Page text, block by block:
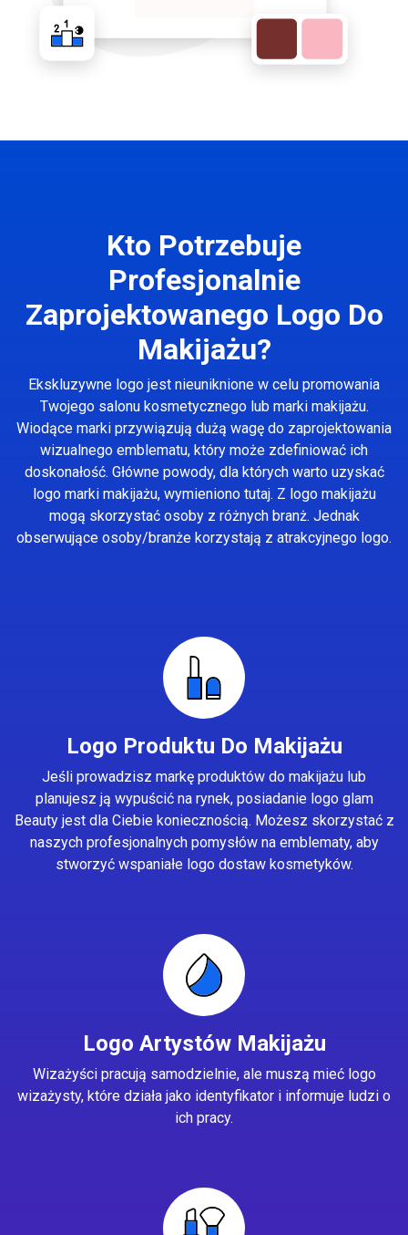
Kto Potrzebuje
Profesjonalnie
Zaprojektowanego Logo Do
Makijażu?
Ekskluzywne logo jest nieuniknione w celu promowania
Twojego salonu kosmetycznego lub marki makijażu.
Wiodące marki przywiązują dużą wagę do zaprojektowania
wizualnego emblematu, który może zdefiniować ich
doskonałość. Główne powody, dla których warto uzyskać
logo marki makijażu, wymieniono tutaj. Z logo makijażu
mogą skorzystać osoby z różnych branż. Jednak
obserwujące osoby/branże korzystają z atrakcyjnego logo.
Logo Produktu Do Makijażu
Jeśli prowadzisz markę produktów do makijażu lub
planujesz ją wypuścić na rynek, posiadanie logo glam
Beauty jest dla Ciebie koniecznością. Możesz skorzystać z
naszych profesjonalnych pomysłów na emblematy, aby
stworzyć wspaniałe logo dostaw kosmetyków.
Logo Artystów Makijażu
Wizażyści pracują samodzielnie, ale muszą mieć logo
wizażysty, które działa jako identyfikator i informuje ludzi o
ich pracy.